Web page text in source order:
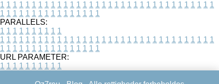
1 1 1 1 1 1 1 1 1 1 1 1 1 1 1 1 1 1 1 1 1 1 1 1 1 1 1 1 1 1 1 1 1 1
1 1 1 1 1 1 1 1 1 1 1 1 1 1 1 1
PARALLELS:
1 1 1 1 1 1 1 1 1 1
1 1 1 1 1 1 1 1 1 1 1 1 1 1 1 1 1 1 1 1 1 1 1 1 1 1 1 1 1 1 1 1 1 1
1 1 1 1 1 1 1 1 1 1 1 1 1 1 1 1
URL PARAMETER:
1 1 1 1 1 1 1 1 1 1